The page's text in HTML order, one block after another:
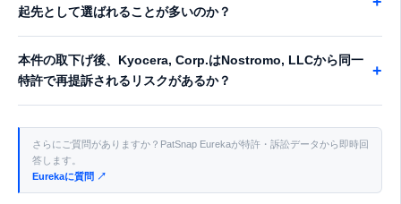
起先として選ばれることが多いのか？
本件の取下げ後、Kyocera, Corp.はNostromo, LLCから同一
特許で再提訴されるリスクがあるか？
+
さらにご質問がありますか？PatSnap Eurekaが特許・訴訟データから即時回
答します。
Eurekaに質問 ↗